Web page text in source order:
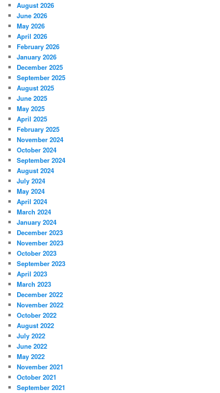
August 2026
June 2026
May 2026
April 2026
February 2026
January 2026
December 2025
September 2025
August 2025
June 2025
May 2025
April 2025
February 2025
November 2024
October 2024
September 2024
August 2024
July 2024
May 2024
April 2024
March 2024
January 2024
December 2023
November 2023
October 2023
September 2023
April 2023
March 2023
December 2022
November 2022
October 2022
August 2022
July 2022
June 2022
May 2022
November 2021
October 2021
September 2021